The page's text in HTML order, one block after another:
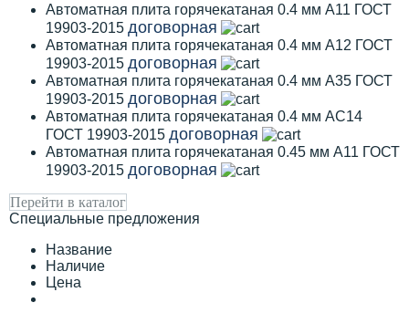
Автоматная плита горячекатаная 0.4 мм А11 ГОСТ
19903-2015 договорная
Автоматная плита горячекатаная 0.4 мм А12 ГОСТ
19903-2015 договорная
Автоматная плита горячекатаная 0.4 мм А35 ГОСТ
19903-2015 договорная
Автоматная плита горячекатаная 0.4 мм АС14
ГОСТ 19903-2015 договорная
Автоматная плита горячекатаная 0.45 мм А11 ГОСТ
19903-2015 договорная
Перейти в каталог
Специальные предложения
Название
Наличие
Цена